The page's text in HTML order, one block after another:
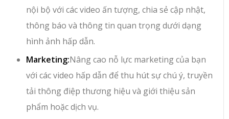
nội bộ với các video ấn tượng, chia sẻ cập nhật,
thông báo và thông tin quan trọng dưới dạng
hình ảnh hấp dẫn.
Marketing:Nâng cao nỗ lực marketing của bạn
với các video hấp dẫn để thu hút sự chú ý, truyền
tải thông điệp thương hiệu và giới thiệu sản
phẩm hoặc dịch vụ.